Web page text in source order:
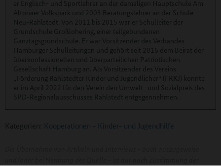
Kategorien: Kooperationen - Kinder- und Jugendhilfe